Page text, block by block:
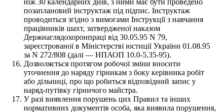
позаплановий інструктаж під підпис. Інструктаж
проводиться згідно з вимогами Інструкції з навчання
працівників шахт, затвердженої наказом
Держнаглядохоронпраці від 30.05.95 N 79,
зареєстрованої в Міністерстві юстиції України 01.08.95
за N 272/808 (далі — НПАОП 10.0-5.35-95).
Дозволяється протягом робочої зміни вносити
уточнення до наряду гірникам з боку керівника робіт
або дільниці, про що робиться відповідний запис у
наряд-путівку гірничого майстра.
У разі виявлення порушень цих Правил та інших
нормативних документів особа, яка виявила порушення,